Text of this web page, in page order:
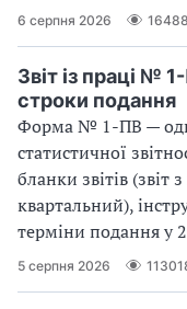
6 серпня 2026 16488
Звіт із праці №
строки подання
Форма № 1-ПВ —
статистичної
бланки звітів (звіт
квартальний),
терміни подання у
5 серпня 2026